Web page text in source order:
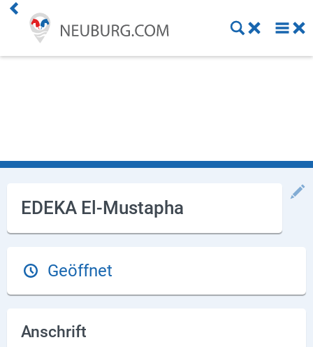
EDEKA El-Mustapha
Geöffnet
Anschrift
Dienstleistung
Online Shops
Lieferdienste